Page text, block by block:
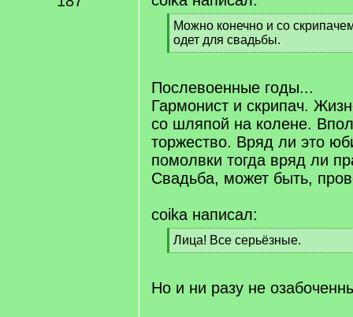
[
q
]
Можно конечно и со
одет для свадьбы.
[
q
]
Послевоенные годы...
Гармонист и скрипач.
со шляпой на колене.
торжество. Вряд ли это
помолвки тогда вряд ли
Свадьба, может быть,
coika написал:
[
q
Лица! Все серьёзные.
[
q
Но и ни разу не